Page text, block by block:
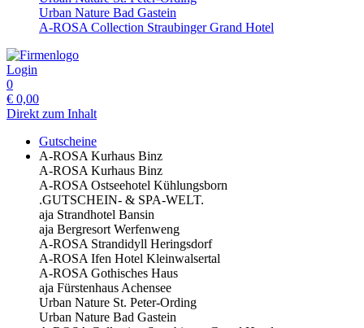
Urban Nature Bad Gastein
A-ROSA Collection Straubinger Grand Hotel
Login
0
€ 0,00
Direkt zum Inhalt
Gutscheine
A-ROSA Kurhaus Binz
A-ROSA Kurhaus Binz
A-ROSA Ostseehotel Kühlungsborn
.GUTSCHEIN- & SPA-WELT.
aja Strandhotel Bansin
aja Bergresort Werfenweng
A-ROSA Strandidyll Heringsdorf
A-ROSA Ifen Hotel Kleinwalsertal
A-ROSA Gothisches Haus
aja Fürstenhaus Achensee
Urban Nature St. Peter-Ording
Urban Nature Bad Gastein